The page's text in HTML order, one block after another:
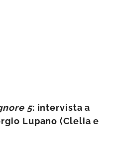
5: intervista a
Lupano (Clelia e